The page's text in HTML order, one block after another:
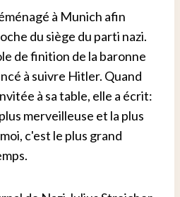
à Munich afin
du siège du parti nazi.
de finition de la baronne
à suivre Hitler. Quand
à sa table, elle a écrit:
merveilleuse et la plus
c'est le plus grand